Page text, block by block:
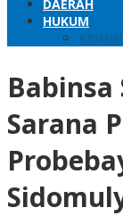
DAERAH
HUKUM
Sarana